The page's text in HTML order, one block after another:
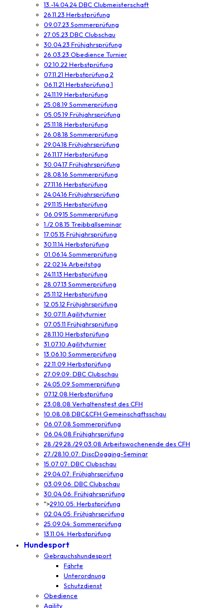
13.-14.04.24 DBC Clubmeisterschaft
26.11.23 Herbstprüfung
09.07.23 Sommerprüfung
27.05.23 DBC Clubschau
30.04.23 Frühjahrsprüfung
26.03.23 Obedience Turnier
02.10.22 Herbstprüfung
07.11.21 Herbstprüfung 2
06.11.21 Herbstprüfung 1
24.11.19 Herbstprüfung
25.08.19 Sommerprüfung
05.05.19 Frühjahrsprüfung
25.11.18 Herbstprüfung
26.08.18 Sommerprüfung
29.04.18 Frühjahrsprüfung
26.11.17 Herbstprüfung
30.04.17 Frühjahrsprüfung
28.08.16 Sommerprüfung
27.11.16 Herbstprüfung
24.04.16 Frühjahrsprüfung
29.11.15 Herbstprüfung
06.09.15 Sommerprüfung
1./2.08.15 Treibballseminar
17.05.15 Frühjahrsprüfung
30.11.14 Herbstprüfung
01.06.14 Sommerprüfung
22.02.14 Arbeitstag
24.11.13 Herbstprüfung
28.07.13 Sommerprüfung
25.11.12 Herbstprüfung
12.05.12 Frühjahrsprüfung
30.07.11 Agilityturnier
07.05.11 Frühjahrsprüfung
28.11.10 Herbstprüfung
31.07.10 Agilityturnier
13.06.10 Sommerprüfung
22.11.09 Herbstprüfung
27.09.09: DBC Clubschau
24.05.09 Sommerprüfung
07.12.08 Herbstprüfung
23.08.08 Verhaltenstest des CFH
10.08.08 DBC&CFH Gemeinschaftsschau
06.07.08 Sommerprüfung
06.04.08 Frühjahrsprüfung
28./29.28./29.03.08 Arbeitswochenende des CFH
27./28.10.07: DiscDogging-Seminar
15.07.07: DBC Clubschau
29.04.07: Frühjahrsprüfung
03.09.06: DBC Clubschau
30.04.06: Frühjahrsprüfung
">29.10.05: Herbstprüfung
02.04.05: Frühjahrsprüfung
25.09.04: Sommerprüfung
13.11.04: Herbstprüfung
Hundesport
Gebrauchshundesport
Fährte
Unterordnung
Schutzdienst
Obedience
Agility